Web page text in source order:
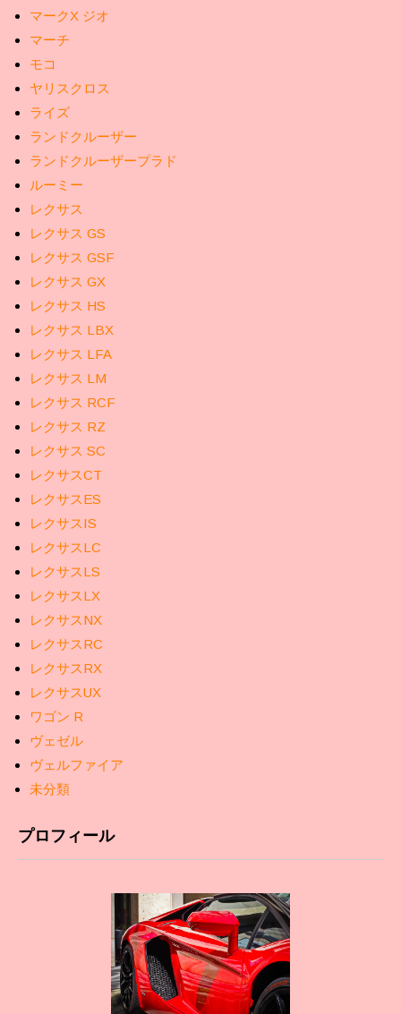
マークX ジオ
マーチ
モコ
ヤリスクロス
ライズ
ランドクルーザー
ランドクルーザープラド
ルーミー
レクサス
レクサス GS
レクサス GSF
レクサス GX
レクサス HS
レクサス LBX
レクサス LFA
レクサス LM
レクサス RCF
レクサス RZ
レクサス SC
レクサスCT
レクサスES
レクサスIS
レクサスLC
レクサスLS
レクサスLX
レクサスNX
レクサスRC
レクサスRX
レクサスUX
ワゴン R
ヴェゼル
ヴェルファイア
未分類
プロフィール